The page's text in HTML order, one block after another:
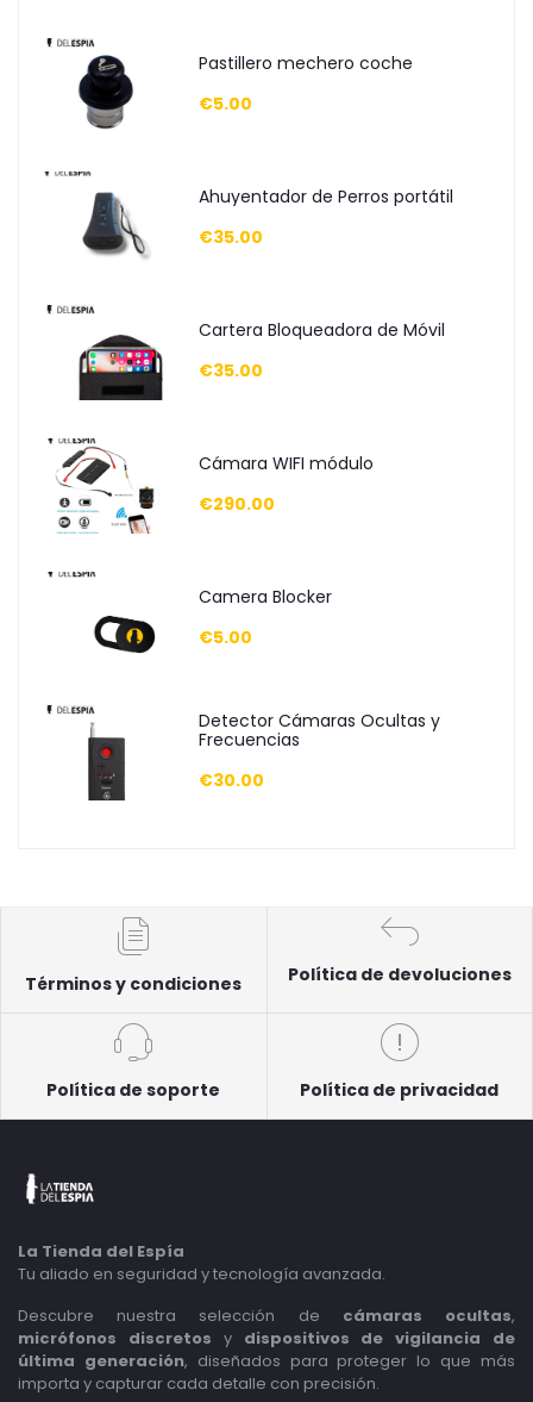
Pastillero mechero coche
€5.00
Ahuyentador de Perros portátil
€35.00
Cartera Bloqueadora de Móvil
€35.00
Cámara WIFI módulo
€290.00
Camera Blocker
€5.00
Detector Cámaras Ocultas y
Frecuencias
€30.00
Términos y condiciones Política de devoluciones
Política de soporte Política de privacidad
La Tienda del Espía
Tu aliado en seguridad y tecnología avanzada.
Descubre nuestra selección de cámaras ocultas,
micrófonos discretos y dispositivos de vigilancia de
última generación, diseñados para proteger lo que más
importa y capturar cada detalle con precisión.